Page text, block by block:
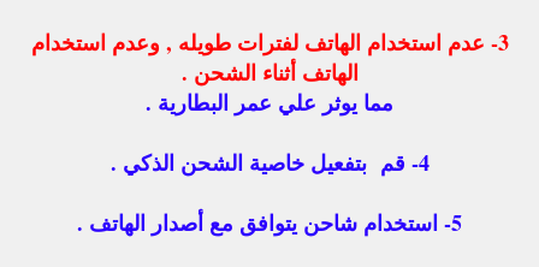
3- عدم استخدام الهاتف لفترات طويله , وعدم استخدام
الهاتف أثناء الشحن .
مما يوثر علي عمر البطارية .
4- قم بتفعيل خاصية الشحن الذكي .
5- استخدام شاحن يتوافق مع أصدار الهاتف .